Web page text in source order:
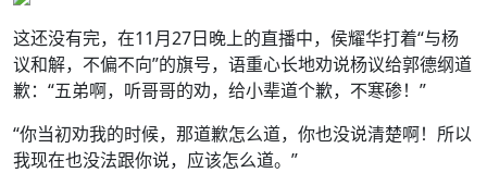
这还没有完，在11月27日晚上的直播中，侯耀华打着“与杨
议和解，不偏不向”的旗号，语重心长地劝说杨议给郭德纲道
歉：“五弟啊，听哥哥的劝，给小辈道个歉，不寒碜！”
“你当初劝我的时候，那道歉怎么道，你也没说清楚啊！所以
我现在也没法跟你说，应该怎么道。”